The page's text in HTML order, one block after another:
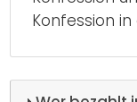
Konfession